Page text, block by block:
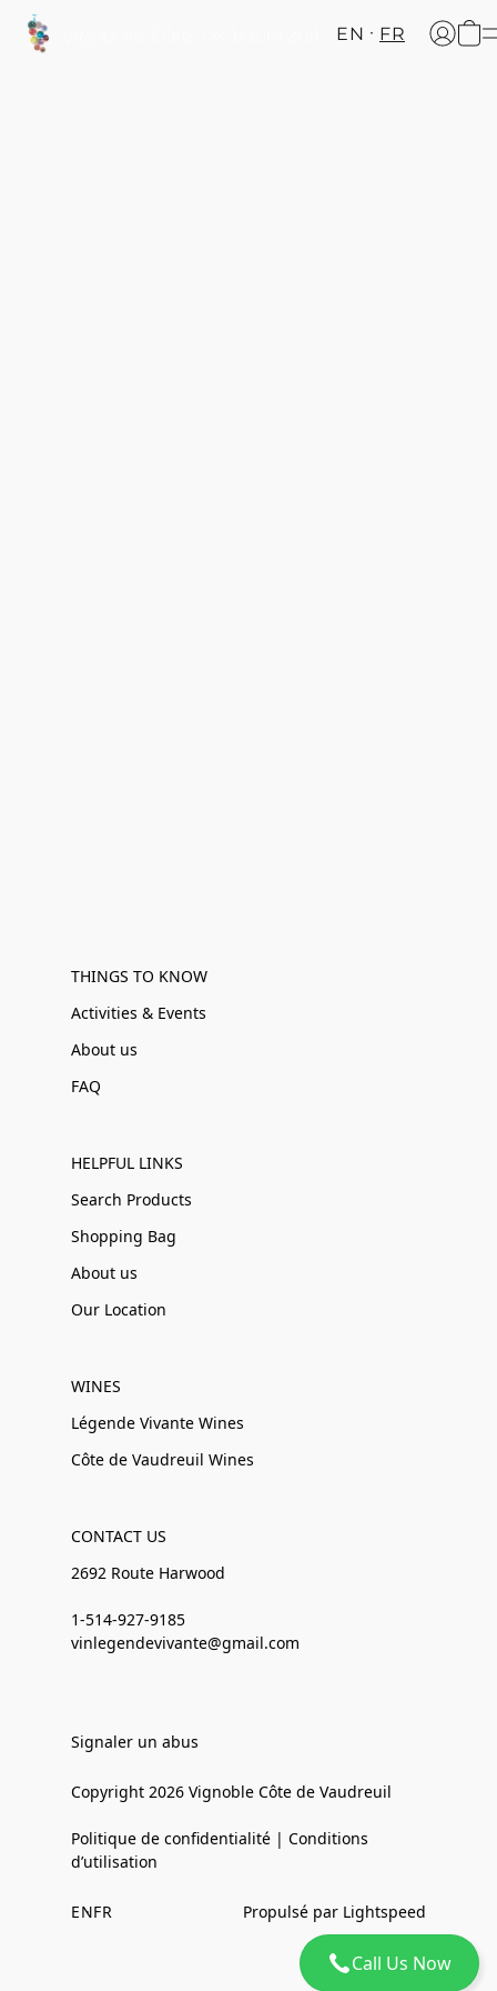
Call Us Now
EN FR
THINGS TO KNOW
Activities & Events
About us
FAQ
HELPFUL LINKS
Search Products
Shopping Bag
About us
Our Location
WINES
Légende Vivante Wines
Côte de Vaudreuil Wines
CONTACT US
2692 Route Harwood
1-514-927-9185
vinlegendevivante@gmail.com
Signaler un abus
Copyright 2026 Vignoble Côte de Vaudreuil
Politique de confidentialité | Conditions
d’utilisation
ENFR Propulsé par Lightspeed